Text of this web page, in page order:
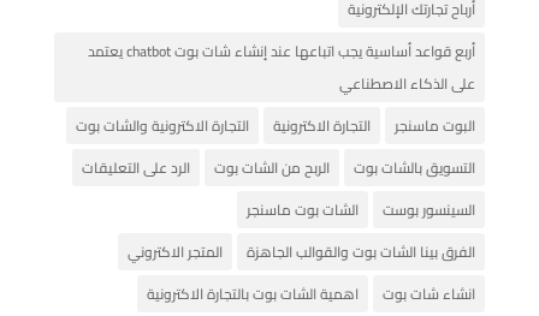
أرباح تجارتك الإلكترونية
أربع قواعد أساسية يجب اتباعها عند إنشاء شات بوت chatbot يعتمد
على الذكاء الاصطناعي
البوت ماسنجر
التجارة الاكترونية
التجارة الاكترونية والشات بوت
التسويق بالشات بوت
الربح من الشات بوت
الرد على التعليقات
السينسور بوست
الشات بوت ماسنجر
الفرق بينا الشات بوت والقوالب الجاهزة
المتجر الاكتروني
انشاء شات بوت
اهمية الشات بوت بالتجارة الاكترونية